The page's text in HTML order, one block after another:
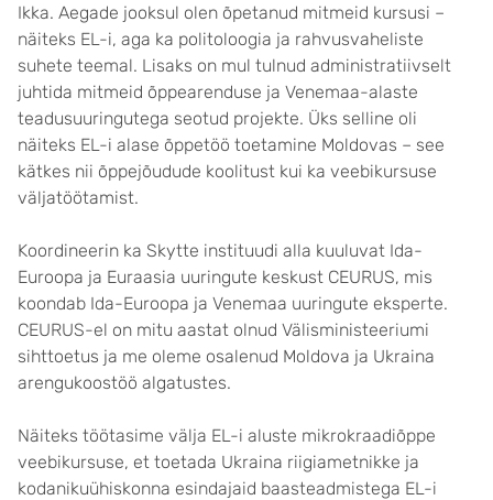
Ikka. Aegade jooksul olen õpetanud mitmeid kursusi –
näiteks EL-i, aga ka politoloogia ja rahvusvaheliste
suhete teemal. Lisaks on mul tulnud administratiivselt
juhtida mitmeid õppearenduse ja Venemaa-alaste
teadusuuringutega seotud projekte. Üks selline oli
näiteks EL-i alase õppetöö toetamine Moldovas – see
kätkes nii õppejõudude koolitust kui ka veebikursuse
väljatöötamist.
Koordineerin ka Skytte instituudi alla kuuluvat Ida-
Euroopa ja Euraasia uuringute keskust CEURUS, mis
koondab Ida-Euroopa ja Venemaa uuringute eksperte.
CEURUS-el on mitu aastat olnud Välisministeeriumi
sihttoetus ja me oleme osalenud Moldova ja Ukraina
arengukoostöö algatustes.
Näiteks töötasime välja EL-i aluste mikrokraadiõppe
veebikursuse, et toetada Ukraina riigiametnikke ja
kodanikuühiskonna esindajaid baasteadmistega EL-i